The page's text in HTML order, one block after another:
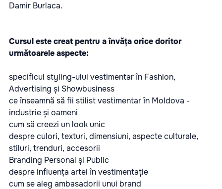
Damir Burlaca.
Cursul este creat pentru a învăța orice doritor
următoarele aspecte:
specificul styling-ului vestimentar în Fashion,
Advertising și Showbusiness
ce înseamnă să fii stilist vestimentar în Moldova -
industrie și oameni
cum să creezi un look unic
despre culori, texturi, dimensiuni, aspecte culturale,
stiluri, trenduri, accesorii
Branding Personal și Public
despre influența artei în vestimentație
cum se aleg ambasadorii unui brand